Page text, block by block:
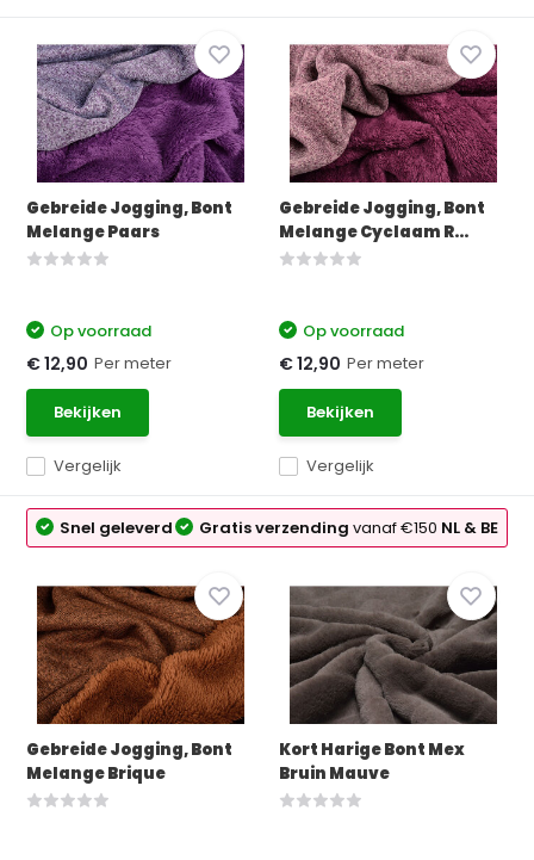
Gebreide Jogging, Bont
Melange Paars
Vergelijk
Op voorraad
€ 12,90 Per meter
Bekijken
Gebreide Jogging, Bont
Melange Cyclaam R...
Vergelijk
Op voorraad
€ 12,90 Per meter
Bekijken
Snel geleverd Gratis verzendingvanaf €150 NL & BE
Gebreide Jogging, Bont
Melange Brique
Kort Harige Bont Mex
Bruin Mauve